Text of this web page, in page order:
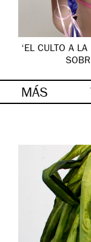
‘EL CULTO A
MÁS